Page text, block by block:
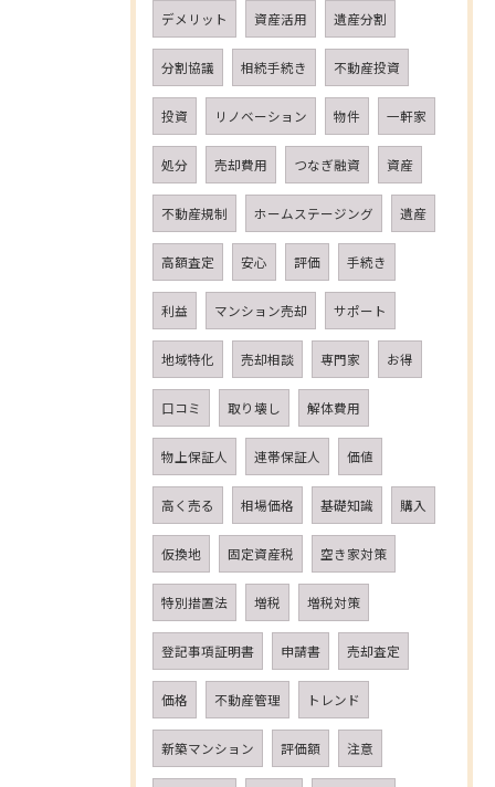
デメリット 資産活用 遺産分割
分割協議 相続手続き 不動産投資
投資 リノベーション 物件 一軒家
処分 売却費用 つなぎ融資 資産
不動産規制 ホームステージング 遺産
高額査定 安心 評価 手続き
利益 マンション売却 サポート
地域特化 売却相談 専門家 お得
口コミ 取り壊し 解体費用
物上保証人 連帯保証人 価値
高く売る 相場価格 基礎知識 購入
仮換地 固定資産税 空き家対策
特別措置法 増税 増税対策
登記事項証明書 申請書 売却査定
価格 不動産管理 トレンド
新築マンション 評価額 注意